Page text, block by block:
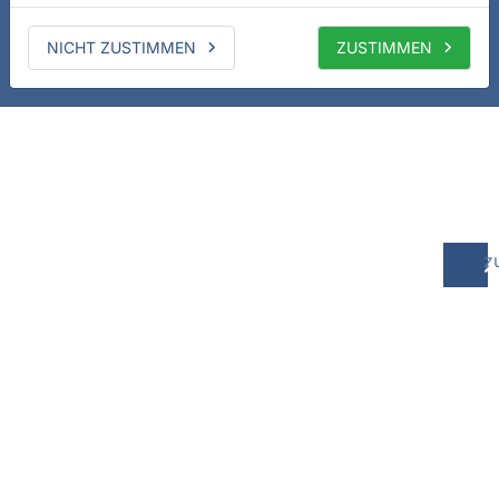
NICHT ZUSTIMMEN ZUSTIMMEN